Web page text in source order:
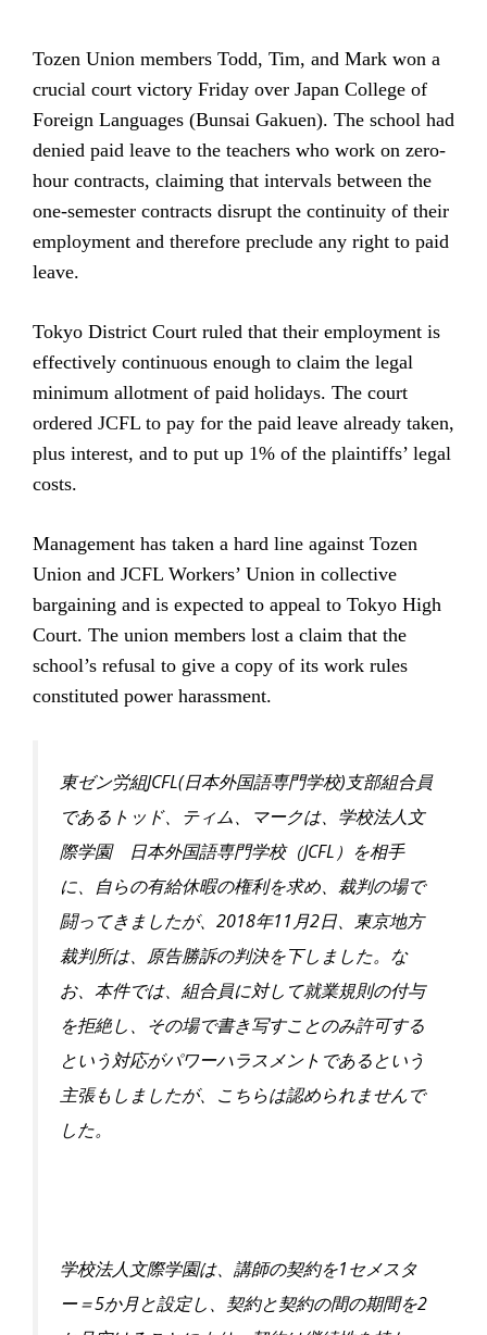
Tozen Union members Todd, Tim, and Mark won a
crucial court victory Friday over Japan College of
Foreign Languages (Bunsai Gakuen). The school had
denied paid leave to the teachers who work on zero-
hour contracts, claiming that intervals between the
one-semester contracts disrupt the continuity of their
employment and therefore preclude any right to paid
leave.
Tokyo District Court ruled that their employment is
effectively continuous enough to claim the legal
minimum allotment of paid holidays. The court
ordered JCFL to pay for the paid leave already taken,
plus interest, and to put up 1% of the plaintiffs’ legal
costs.
Management has taken a hard line against Tozen
Union and JCFL Workers’ Union in collective
bargaining and is expected to appeal to Tokyo High
Court. The union members lost a claim that the
school’s refusal to give a copy of its work rules
constituted power harassment.
東ゼン労組JCFL(日本外国語専門学校) 支部組合員
であるトッ ド、ティム、マークは、学校法人文
際学園 日本外国語専門学校（JCFL ）を相手
に、
自らの有給休暇の権利を求め、裁判の場で
闘ってきましたが、 2018年11 月2日、東京地方
裁判所は、
原告勝訴の判決を下しました。な
お、本件では、 組合員に対して就業規則の付与
を拒絶し、
その場で書き写すことのみ許可する
という対応がパワーハラスメントであるという
主張もしましたが、
こちらは認められませんで
した。
学校法人文際学園は、講師の契約を1 セメスタ
ー＝5か月と設定し 、契約と契約の間の期間を2